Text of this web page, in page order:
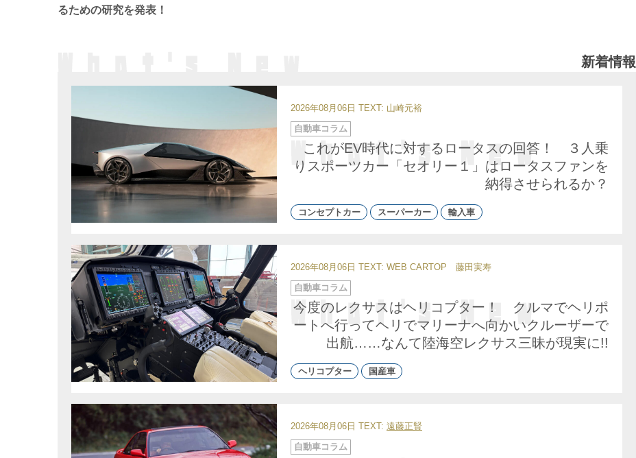
るための研究を発表！
新着情報
2026年08月06日 TEXT: 山崎元裕
これがEV時代に対するロータスの回答！ ３人乗
りスポーツカー「セオリー１」はロータスファンを
納得させられるか？
カ
テ
自動車コラム
コンセプトカー スーパーカー 輸入車
2026年08月06日 TEXT: WEB CARTOP 藤田実寿
今度のレクサスはヘリコプター！ クルマでヘリポ
ートへ行ってヘリでマリーナへ向かいクルーザーで
出航……なんて陸海空レクサス三昧が現実に!!
カ
テ
ゴ
リ
自動車コラム
ヘリコプター 国産車
2026年08月06日 TEXT: 遠藤正賢
カ
テ
自動車コラム